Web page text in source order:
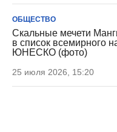
ОБЩЕСТВО
Скальные мечети
в список всемирного
ЮНЕСКО (фото)
25 июля 2026, 15:20